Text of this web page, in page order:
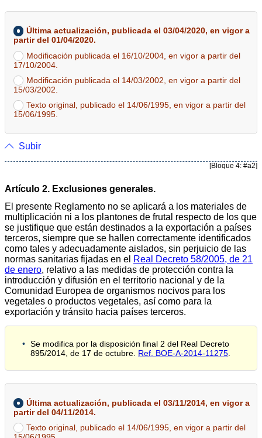
Última actualización, publicada el 03/04/2020, en vigor a
partir del 01/04/2020.
Modificación publicada el 16/10/2004, en vigor a partir del
17/10/2004.
Modificación publicada el 14/03/2002, en vigor a partir del
15/03/2002.
Texto original, publicado el 14/06/1995, en vigor a partir del
15/06/1995.
Subir
[Bloque 4: #a2]
Artículo 2. Exclusiones generales.
El presente Reglamento no se aplicará a los materiales de
multiplicación ni a los plantones de frutal respecto de los que
se justifique que están destinados a la exportación a países
terceros, siempre que se hallen correctamente identificados
como tales y adecuadamente aislados, sin perjuicio de las
normas sanitarias fijadas en el Real Decreto 58/2005, de 21
de enero, relativo a las medidas de protección contra la
introducción y difusión en el territorio nacional y de la
Comunidad Europea de organismos nocivos para los
vegetales o productos vegetales, así como para la
exportación y tránsito hacia países terceros.
Se modifica por la disposición final 2 del Real Decreto
895/2014, de 17 de octubre. Ref. BOE-A-2014-11275
Última actualización, publicada el 03/11/2014, en vigor a
partir del 04/11/2014.
Texto original, publicado el 14/06/1995, en vigor a partir del